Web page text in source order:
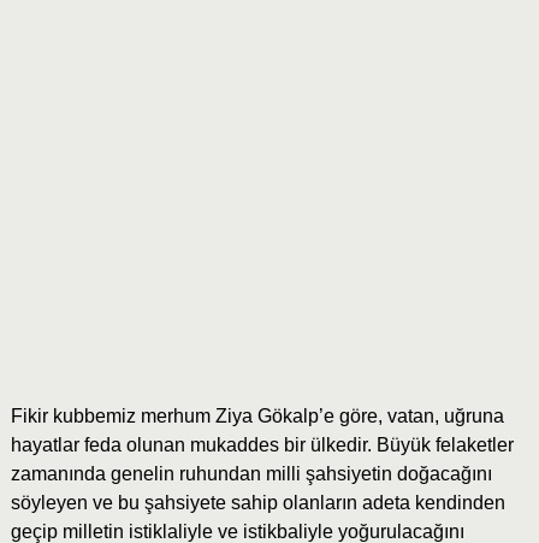
Fikir kubbemiz merhum Ziya Gökalp’e göre, vatan, uğruna
hayatlar feda olunan mukaddes bir ülkedir. Büyük felaketler
zamanında genelin ruhundan milli şahsiyetin doğacağını
söyleyen ve bu şahsiyete sahip olanların adeta kendinden
geçip milletin istiklaliyle ve istikbaliyle yoğurulacağını